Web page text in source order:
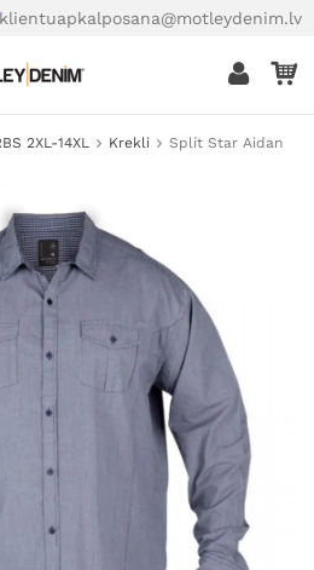
klientuapkalposana@motleydenim.lv
2XL-14XL Krekli Split Star Aidan